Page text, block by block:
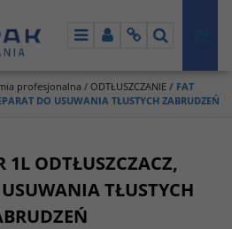
MenuPanelInfoSzukaj
profesjonalna / ODTŁUSZCZANIE / FAT
DO USUWANIA TŁUSTYCH ZABRUDZEŃ
1L ODTŁUSZCZACZ,
TŁUSTYCH